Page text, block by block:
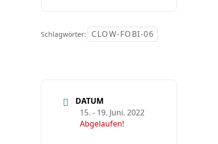
Schlagwörter: CLOW-FOBI-06
DATUM
15. - 19. Juni. 2022
Abgelaufen!